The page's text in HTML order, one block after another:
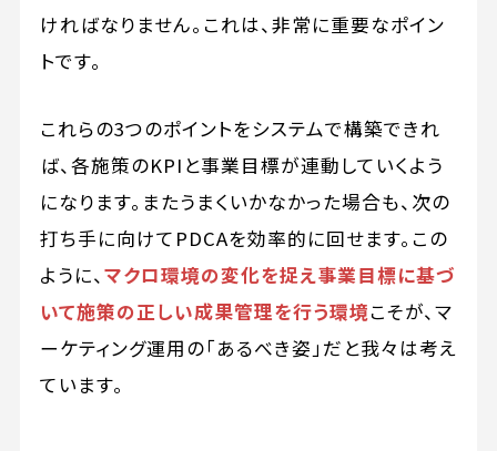
ければなりません。これは、非常に重要なポイン
トです。
これらの3つのポイントをシステムで構築できれ
ば、各施策のKPIと事業目標が連動していくよう
になります。またうまくいかなかった場合も、次の
打ち手に向けてPDCAを効率的に回せます。この
ように、マクロ環境の変化を捉え事業目標に基づ
いて施策の正しい成果管理を行う環境こそが、マ
ーケティング運用の「あるべき姿」だと我々は考え
ています。